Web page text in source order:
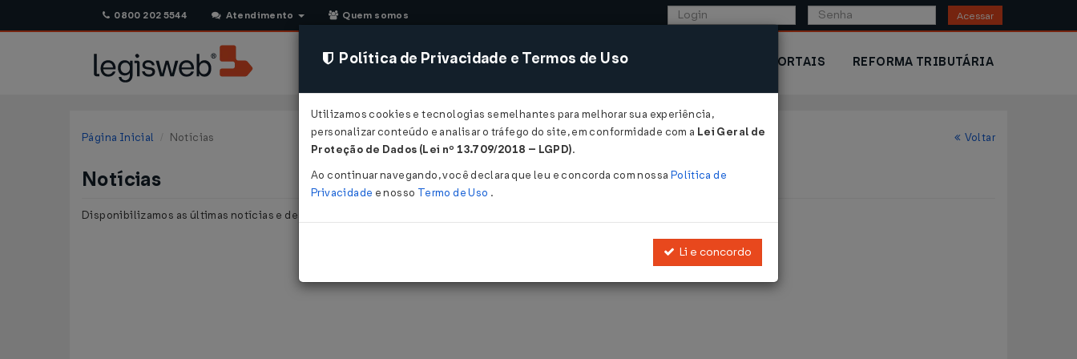
0800 202 5544 Atendimento Quem somos Acessar
CONSULTORIA SISTEMAS COMÉRCIO EXTERIOR PORTAIS REFORMA TRIBUTÁRIA
Página Inicial Notícias Voltar
Notícias
Disponibilizamos as últimas notícias e destaques publicadas pelo LegisWeb.
Política de Privacidade e Termos de Uso
Utilizamos cookies e tecnologias semelhantes para melhorar sua experiência,
personalizar conteúdo e analisar o tráfego do site, em conformidade com a Lei Geral de
Proteção de Dados (Lei nº 13.709/2018 – LGPD).
Ao continuar navegando, você declara que leu e concorda com nossa Política de
Privacidade e nosso Termo de Uso .
Li e concordo